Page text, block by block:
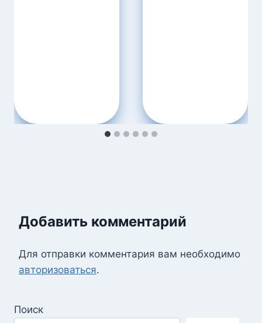
Добавить комментарий
Для отправки комментария вам необходимо
авторизоваться.
Поиск